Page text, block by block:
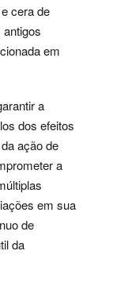
cera de
em
a
dos efeitos
ação de
a
em sua
de
da